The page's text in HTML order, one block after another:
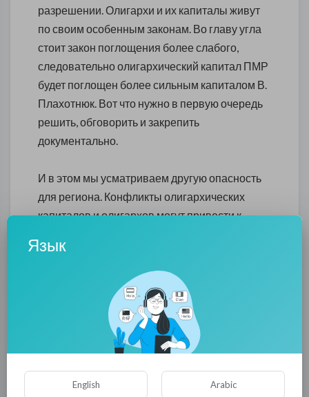
разрешении. Олигархи и их капиталы живут
по своим особенным законам. Во главу угла
стоит закон поглощения более слабого,
следовательно олигархический капитал ПМР
будет поглощен более сильным капиталом В.
Плахотнюк. Вот что нужно в первую очередь
решить, обговорить и закрепить
документально.
И в этом мы усматриваем другую опасность
для региона. Конфликты олигархических
капиталов и олигархов могут привести к
началу олигархической войны, по украинской
Мы думаем, что заявление Олега Хоржан не
учитывает реалий сегодняшнего дня. США и
преференции для заводов ПМР в ЕС. И,
Язык
English Arabic